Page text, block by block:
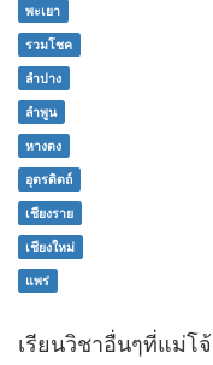
พะเยา
รวมโชค
ลำปาง
ลำพูน
หางดง
อุตรดิตถ์
เชียงราย
เชียงใหม่
แพร่
เรียนวิชาอื่นๆที่แม่โจ้